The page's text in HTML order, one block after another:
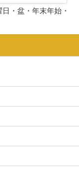
・盆・年末年始・